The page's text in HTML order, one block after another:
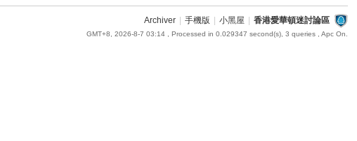
Archiver 手機版 小黑屋 香港愛華頓迷討論區
GMT+8, 2026-8-7 03:14, Processed in 0.029347 second(s), 3 queries , Apc On.